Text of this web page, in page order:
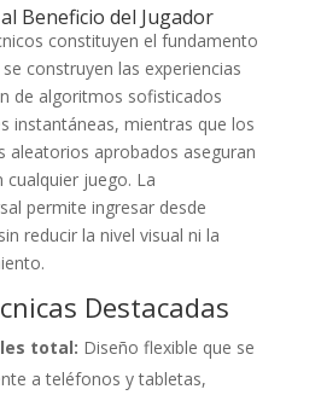
Beneficio del Jugador
constituyen el fundamento
construyen las experiencias
de algoritmos sofisticados
instantáneas, mientras que los
aleatorios aprobados aseguran
juego. La
permite ingresar desde
reducir la nivel visual ni la
Destacadas
total: Diseño flexible que se
a teléfonos y tabletas,